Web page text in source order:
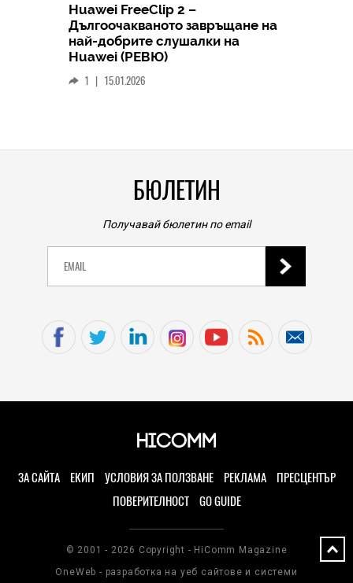
Huawei FreeClip 2 –
Дългоочакваното завръщане на
най-добрите слушалки на
Huawei (РЕВЮ)
1 | 15.01.2026
БЮЛЕТИН
Получавай бюлетин по email
ЗА САЙТА ЕКИП УСЛОВИЯ ЗА ПОЛЗВАНЕ РЕКЛАМА
ПРЕСЦЕНТЪР
ПОВЕРИТЕЛНОСТ
GO GUIDE
© 2001 - 2026 Copyright - HiComm Magazine
OneWeb - разработка на уеб сайтове и системи